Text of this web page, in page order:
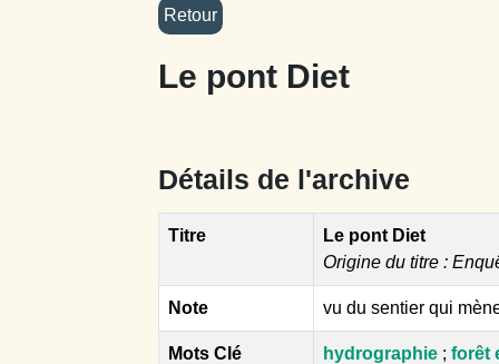
Le pont Diet
Détails de l'archive
Titre
Le pont Diet
Origine du titre :
Note vu du sentier qui
Mots Clé hydrographie ; forêt